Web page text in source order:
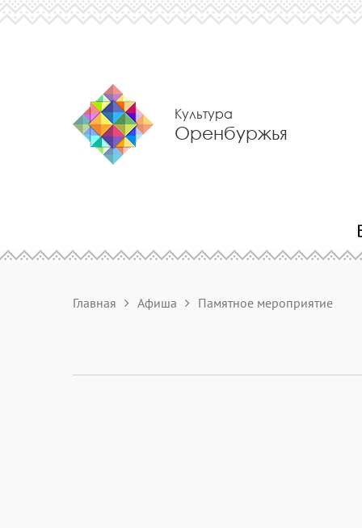
Культура
Оренбуржья
Главная Афиша Памятное мероприятие